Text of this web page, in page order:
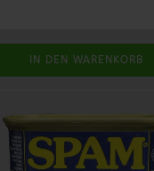
IN DEN WARENKORB